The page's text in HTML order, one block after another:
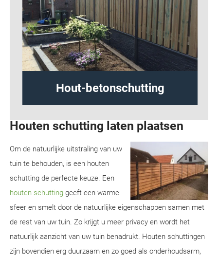
Design schutting
Houten schutting laten plaatsen
Om de natuurlijke uitstraling van uw
tuin te behouden, is een houten
schutting de perfecte keuze. Een
houten schutting geeft een warme
sfeer en smelt door de natuurlijke eigenschappen samen met
de rest van uw tuin. Zo krijgt u meer privacy en wordt het
natuurlijk aanzicht van uw tuin benadrukt. Houten schuttingen
zijn bovendien erg duurzaam en zo goed als onderhoudsarm,